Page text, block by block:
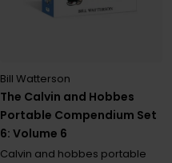
The Calvin and Hobbes
Portable Compendium Set
6: Volume 6
Bill Watterson
Calvin and hobbes portable